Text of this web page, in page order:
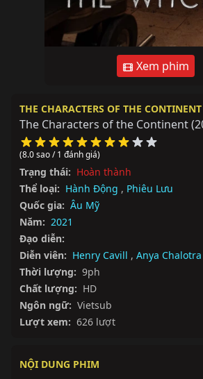
Xem phim
THE CHARACTERS OF THE CONTINENT
The Characters of the Continent
(8.0 sao / 1 đánh giá)
Trạng thái: Hoàn thành
Thể loại: Hành Động , Phiêu Lưu
Quốc gia: Âu Mỹ
Năm: 2021
Đạo diễn:
Diễn viên: Henry Cavill , Anya Chalotra
Thời lượng: 9ph
Chất lượng: HD
Ngôn ngữ: Vietsub
Lượt xem: 626 lượt
NỘI DUNG PHIM